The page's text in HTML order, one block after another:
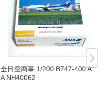
全日空商事 1/200 B747-400 AN
A NH40062